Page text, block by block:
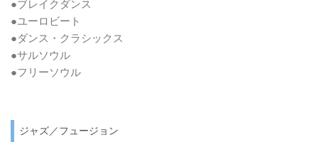
●ブレイクダンス
●ユーロビート
●ダンス・クラシックス
●サルソウル
●フリーソウル
ジャズ／フュージョン